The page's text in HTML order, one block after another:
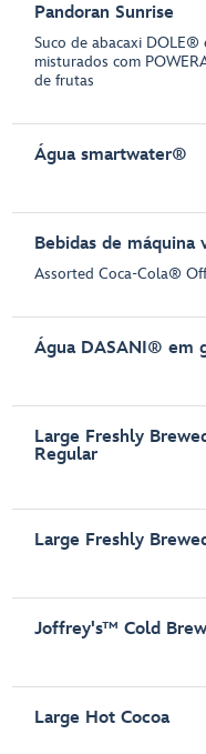
Pandoran Sunrise
Suco de abacaxi
misturados com
de frutas
Água smartwater®
Bebidas de máquina
Assorted Coca-Cola®
Água DASANI® em
Large Freshly
Regular
Large Freshly
Joffrey's™ Cold
Large Hot Cocoa